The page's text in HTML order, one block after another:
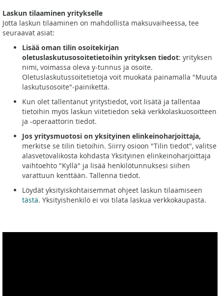
Laskun tilaaminen yritykselle
Jotta laskun tilaaminen on mahdollista maksuvaiheessa, tee
seuraavat asiat:
Lisää oman tilin osoitekirjan
oletuslaskutusosoitetietoihin yrityksen tiedot: yrityksen
nimi, voimassa oleva y-tunnus ja osoite.
Oletuslaskutussoitetietoja voit muokata painamalla "Muuta
laskutusosoite"-painiketta.
Kun olet tallentanut yritystiedot, voit lisätä ja tallentaa
tietoihin myös laskun viitetiedon sekä verkkolaskuosoitteen
ja -operaattorin tiedot.
Jos yritysmuotosi on yksityinen elinkeinoharjoittaja,
merkitse se tilin tietoihin. Siirry osioon "Tilin tiedot", valitse
alasvetovalikosta kohdasta Yksityinen elinkeinoharjoittaja
vaihtoehto "Kyllä" ja lisää henkilötunnuksesi siihen
varattuun kenttään. Tallenna tiedot.
Löydät yksityiskohtaisemmat ohjeet laskun tilaamiseen
tästä. Yksityishenkilö ei voi tilata laskua verkkokaupasta.